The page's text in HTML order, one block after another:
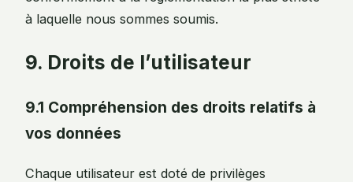
à laquelle nous sommes soumis.
9. Droits de l’utilisateur
9.1 Compréhension des droits relatifs à
vos données
Chaque utilisateur est doté de privilèges